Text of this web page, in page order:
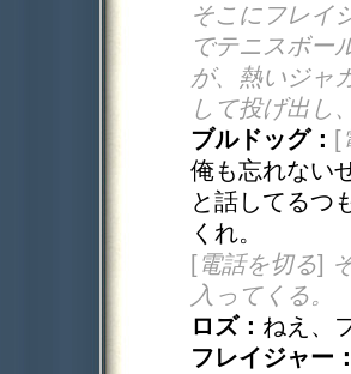
そこにフレイ
でテニスボー
が、熱いジャ
して投げ出し
ブルドッグ： [
俺も忘れない
と話してるつ
くれ。
[電話を切る]
入ってくる。
ロズ： ねえ、
フレイジャー